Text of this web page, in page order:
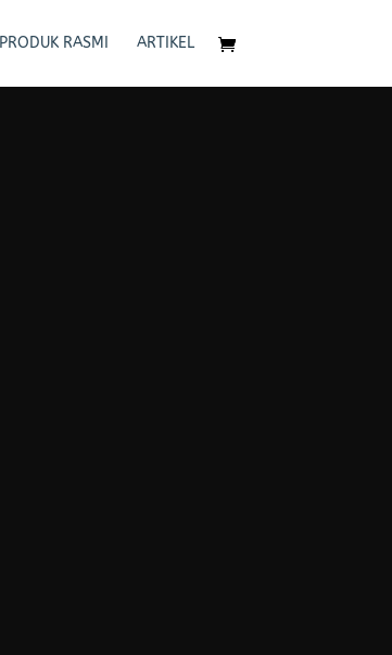
PRODUK RASMI ARTIKEL